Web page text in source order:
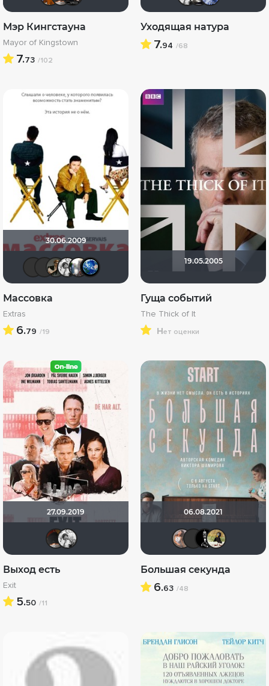
Мэр Кингстауна
Mayor of Kingstown
7.73 /102
Уходящая натура
7.94 /68
30.06.2009
mizanTrop
Mr Peanutbutterlumen varium
Птундрикс
Массовка
Extras
6.79 /19
19.05.2005
Гуща событий
The Thick of It
нет оценки
27.09.2019
Выход есть
Exit
5.50 /11
06.08.2021
Большая секунда
6.63 /48